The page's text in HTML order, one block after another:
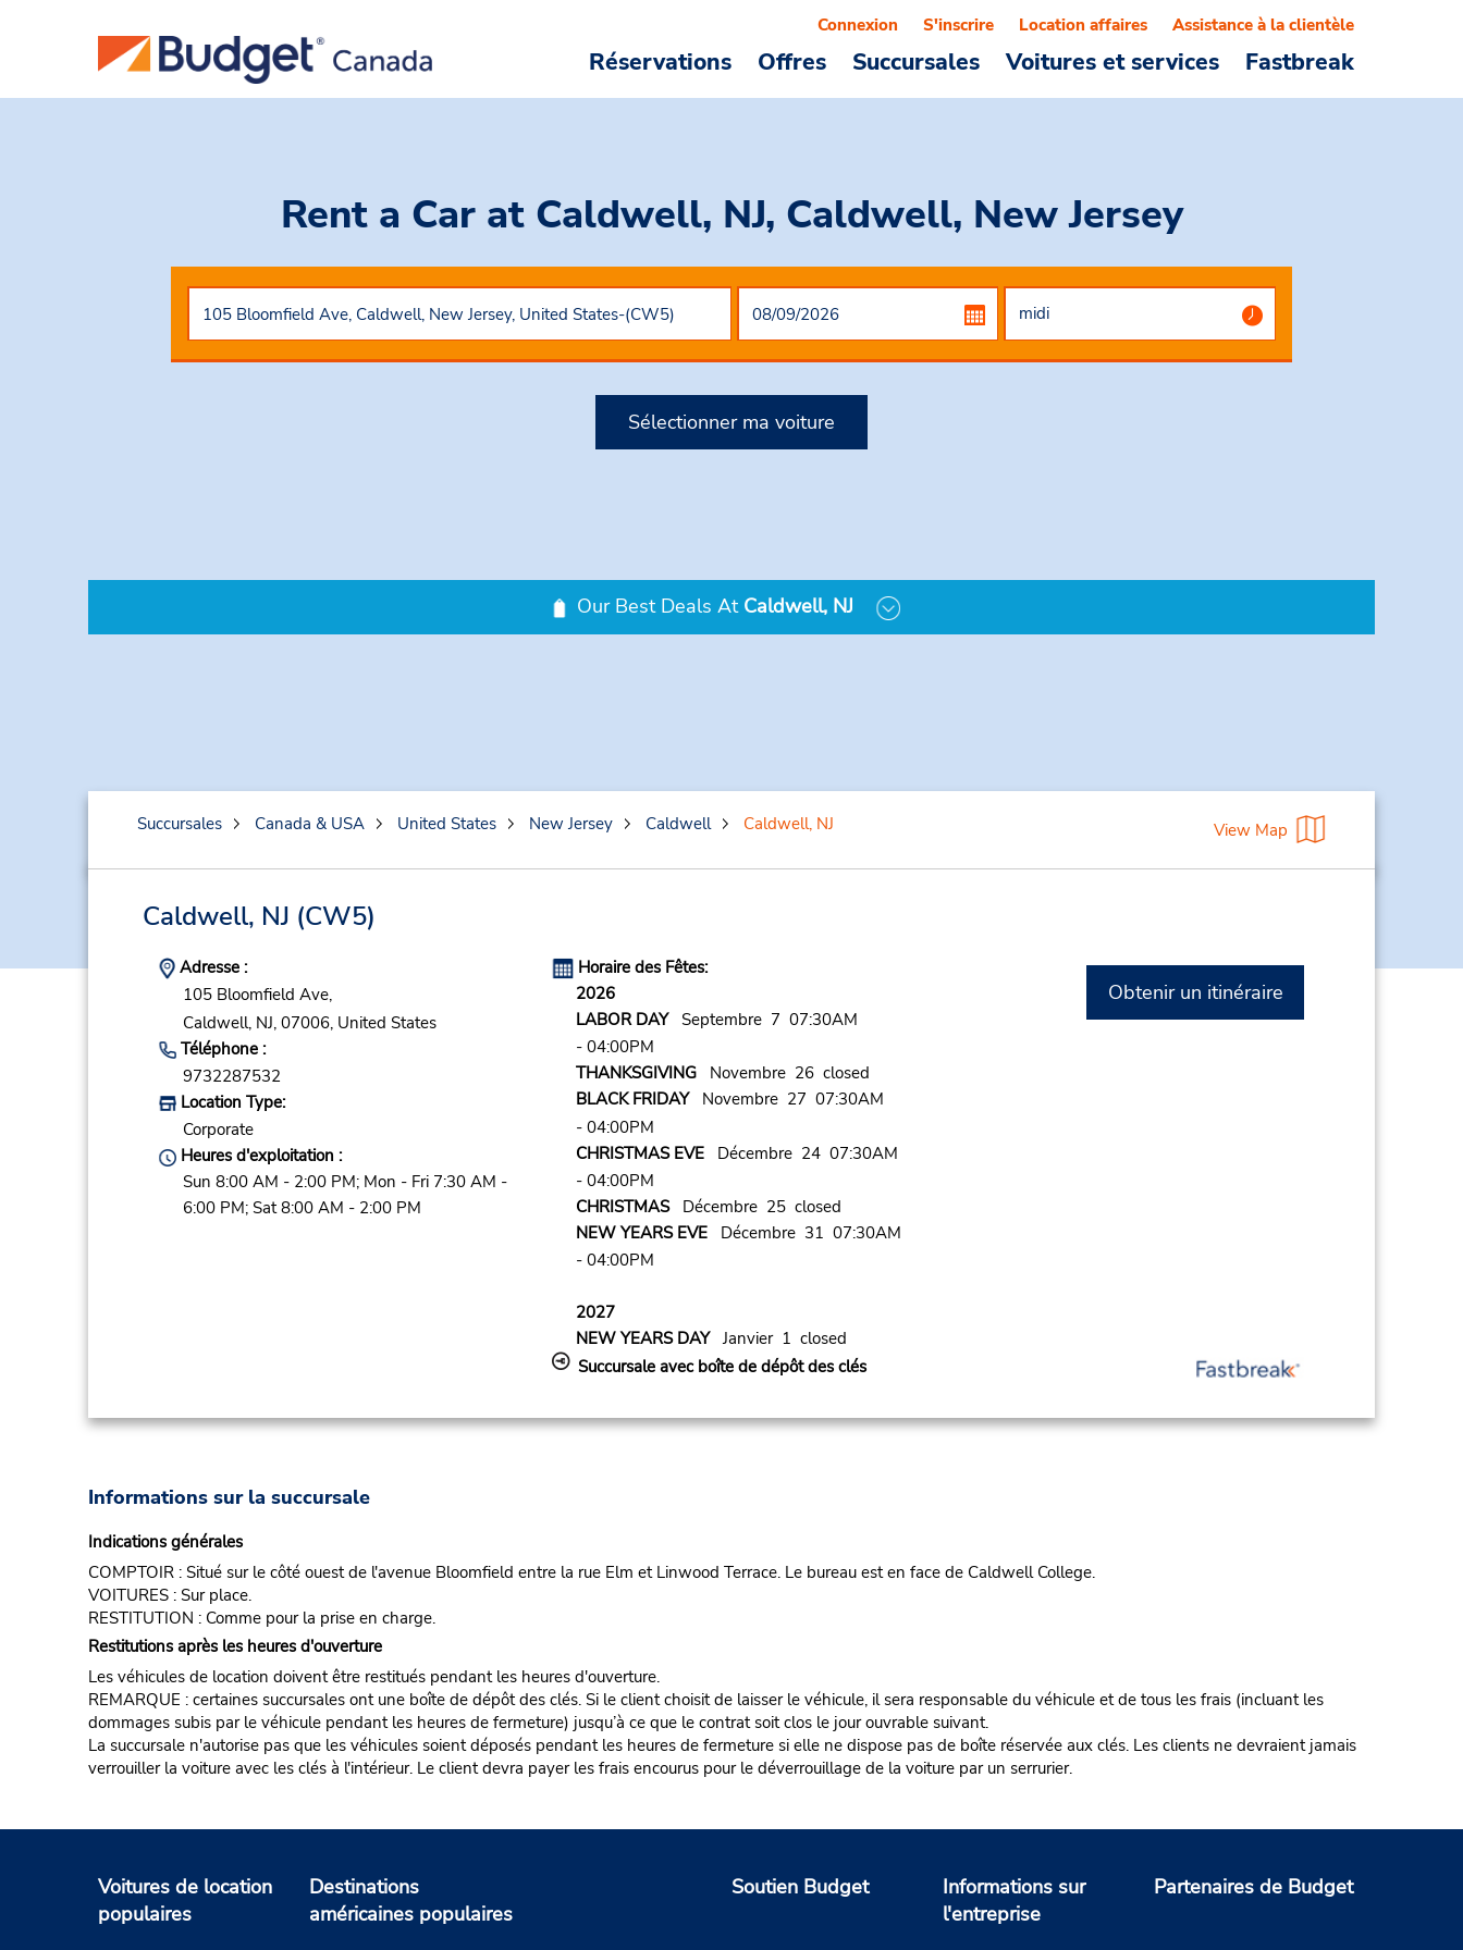
Réservations Offres Succursales Voitures et services Fastbreak
Connexion S'inscrire Location affaires Assistance à la clientèle
Rent a Car at Caldwell, NJ, Caldwell, New Jersey
Sélectionner ma voiture
Our Best Deals At Caldwell, NJ
Succursales Canada & USA United States New Jersey Caldwell Caldwell, NJ View Map
Caldwell, NJ (CW5)
Adresse :
105 Bloomfield Ave,
Caldwell, NJ, 07006, United States
Téléphone :
9732287532
Location Type:
Corporate
Heures d'exploitation :
Sun 8:00 AM - 2:00 PM; Mon - Fri 7:30 AM -
6:00 PM; Sat 8:00 AM - 2:00 PM
Horaire des Fêtes:
2026
LABOR DAYSeptembre 7 07:30AM
- 04:00PM
THANKSGIVINGNovembre 26 closed
BLACK FRIDAYNovembre 27 07:30AM
- 04:00PM
CHRISTMAS EVEDécembre 24 07:30AM
- 04:00PM
CHRISTMASDécembre 25 closed
NEW YEARS EVEDécembre 31 07:30AM
- 04:00PM
2027
NEW YEARS DAYJanvier 1 closed
Succursale avec boîte de dépôt des clés
Obtenir un itinéraire
Informations sur la succursale
Indications générales
COMPTOIR : Situé sur le côté ouest de l'avenue Bloomfield entre la rue Elm et Linwood Terrace. Le bureau est en face de Caldwell College.
VOITURES : Sur place.
RESTITUTION : Comme pour la prise en charge.
Restitutions après les heures d'ouverture
Les véhicules de location doivent être restitués pendant les heures d'ouverture.
REMARQUE : certaines succursales ont une boîte de dépôt des clés. Si le client choisit de laisser le véhicule, il sera responsable du véhicule et de tous les frais (incluant les
dommages subis par le véhicule pendant les heures de fermeture) jusqu’à ce que le contrat soit clos le jour ouvrable suivant.
La succursale n'autorise pas que les véhicules soient déposés pendant les heures de fermeture si elle ne dispose pas de boîte réservée aux clés. Les clients ne devraient jamais
verrouiller la voiture avec les clés à l'intérieur. Le client devra payer les frais encourus pour le déverrouillage de la voiture par un serrurier.
Voitures de location
populaires
Destinations
américaines populaires
Soutien Budget
Informations sur
l'entreprise
Partenaires de Budget